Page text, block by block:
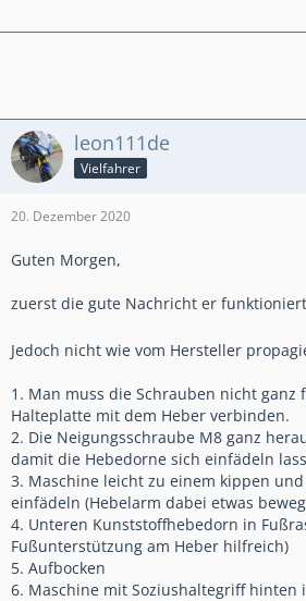
leon111de
Vielfahrer
20. Dezember 2020
Guten Morgen,
zuerst die gute Nachricht er
Jedoch nicht wie vom Hersteller
1. Man muss die Schrauben nicht ganz
Halteplatte mit dem Heber verbinden.
2. Die Neigungsschraube M8 ganz
damit die Hebedorne sich einfädeln
3. Maschine leicht zu einem kippen
einfädeln (Hebelarm dabei etwas
4. Unteren Kunststoffhebedorn in
Fußunterstützung am Heber hilfreich)
5. Aufbocken
6. Maschine mit Soziushaltegriff hinten